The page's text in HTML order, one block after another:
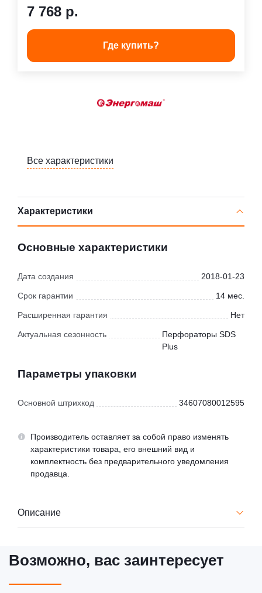
7 768 р.
Где купить?
Все характеристики
Характеристики
Основные характеристики
Дата создания 2018-01-23
Срок гарантии 14 мес.
Расширенная гарантия Нет
Актуальная сезонность
Перфораторы SDS
Plus
Параметры упаковки
Основной штрихкод 34607080012595
Производитель оставляет за собой право изменять
характеристики товара, его внешний вид и
комплектность без предварительного уведомления
продавца.
Описание
Возможно, вас заинтересует